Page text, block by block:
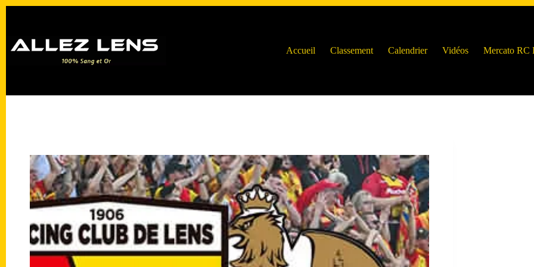
Accueil
Classement Calendrier Vidéos Mercato RC